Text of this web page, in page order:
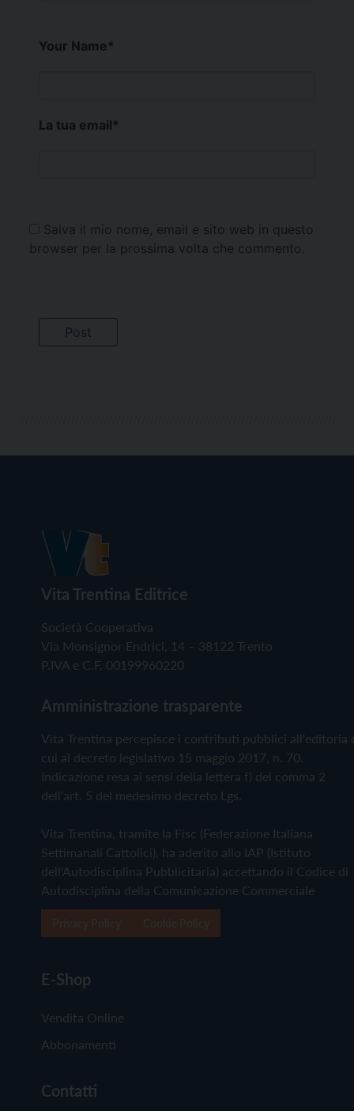
Your Name*
La tua email*
Salva il mio nome, email e sito web in questo
browser per la prossima volta che commento.
Vita Trentina Editrice
Società Cooperativa
Via Monsignor Endrici, 14 – 38122 Trento
P.IVA e C.F. 00199960220
Amministrazione trasparente
Vita Trentina percepisce i contributi pubblici all'editoria
cui al decreto legislativo 15 maggio 2017, n. 70.
Indicazione resa ai sensi della lettera f) del comma 2
dell'art. 5 del medesimo decreto Lgs.
Vita Trentina, tramite la Fisc (Federazione Italiana
Settimanali Cattolici), ha aderito allo IAP (Istituto
dell'Autodisciplina Pubblicitaria) accettando il Codice di
Autodisciplina della Comunicazione Commerciale
E-Shop
Vendita Online
Abbonamenti
Contatti